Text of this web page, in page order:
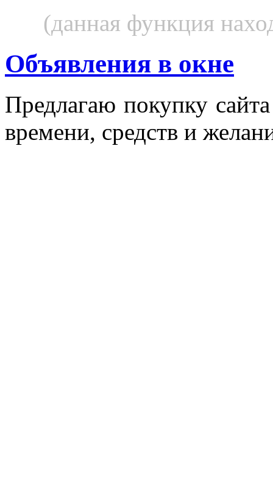
(данная функция
Объявления в окне
Пред­ла­гаю по­куп­ку
вре­мени, средств и